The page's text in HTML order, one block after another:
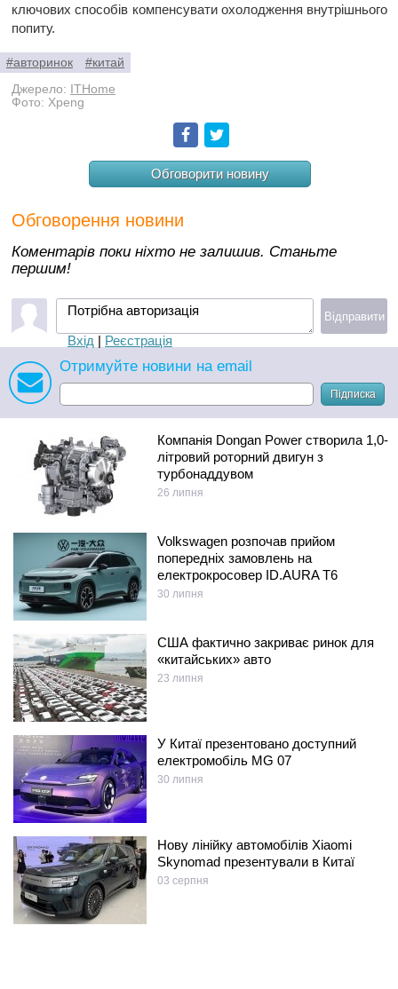
ключових способів компенсувати охолодження внутрішнього
попиту.
#авторинок
#китай
Джерело: ITHome
Фото: Xpeng
Facebook
Обговорити новину
Обговорення новини
Коментарів поки ніхто не залишив. Станьте
першим!
Потрібна авторизація
Вхід | Реєстрація
Відправити
Отримуйте новини на email
Підписка
Компанія Dongan Power створила 1,0-
літровий роторний двигун з
турбонаддувом
26 липня
Volkswagen розпочав прийом
попередніх замовлень на
електрокросовер ID.AURA T6
30 липня
США фактично закриває ринок для
«китайських» авто
23 липня
У Китаї презентовано доступний
електромобіль MG 07
30 липня
Нову лінійку автомобілів Xiaomi
Skynomad презентували в Китаї
03 серпня